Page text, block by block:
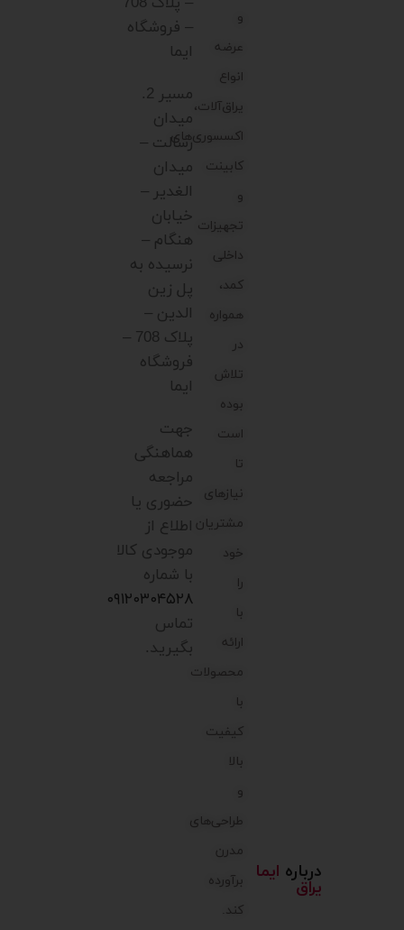
درباره ایما
یراق
و
عرضه
انواع
یراق‌آلات،
اکسسوری‌های
کابینت
و
تجهیزات
داخلی
کمد،
همواره
در
تلاش
بوده
است
تا
نیازهای
مشتریان
خود
را
با
ارائه
محصولات
با
کیفیت
بالا
و
طراحی‌های
مدرن
برآورده
کند.
– فروشگاه
ایما
مسیر 2.
میدان
رسالت –
میدان
الغدیر –
خیابان
هنگام –
نرسیده به
پل زین
الدین –
پلاک 708 –
فروشگاه
ایما
جهت
هماهنگی
مراجعه
حضوری یا
اطلاع از
موجودی کالا
با شماره
۰۹۱۲۰۳۰۴۵۲۸
تماس
بگیرید.